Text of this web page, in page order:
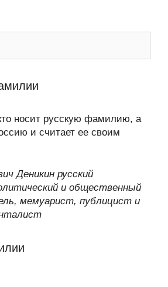
носит русскую фамилию, а
и считает ее своим
Деникин русский
и общественный
мемуарист, публицист и